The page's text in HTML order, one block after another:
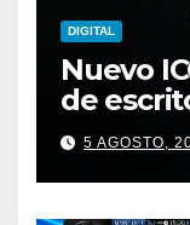
DIGITAL
Nuevo
de
5 AGOSTO,